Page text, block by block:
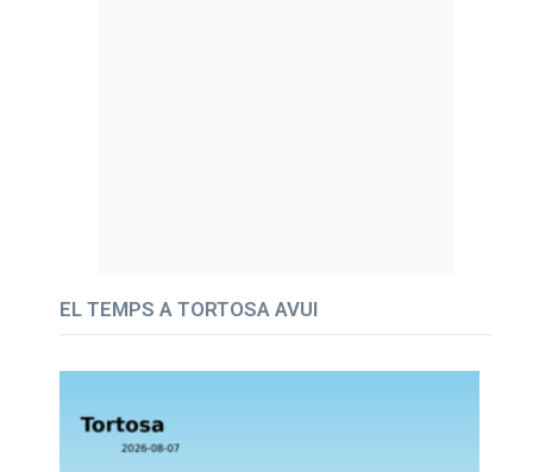
EL TEMPS A TORTOSA AVUI